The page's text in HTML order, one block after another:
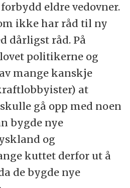
eldre vedovner.
ikke har råd til ny
dårligst råd. På
politikerne og
mange kanskje
at
gå opp med noen
bygde nye
og
kuttet derfor ut å
de bygde nye